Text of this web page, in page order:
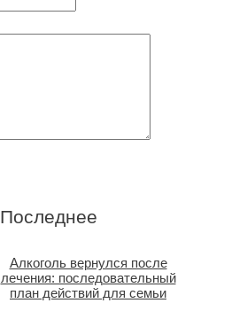
Последнее
Алкоголь вернулся после
лечения: последовательный
план действий для семьи